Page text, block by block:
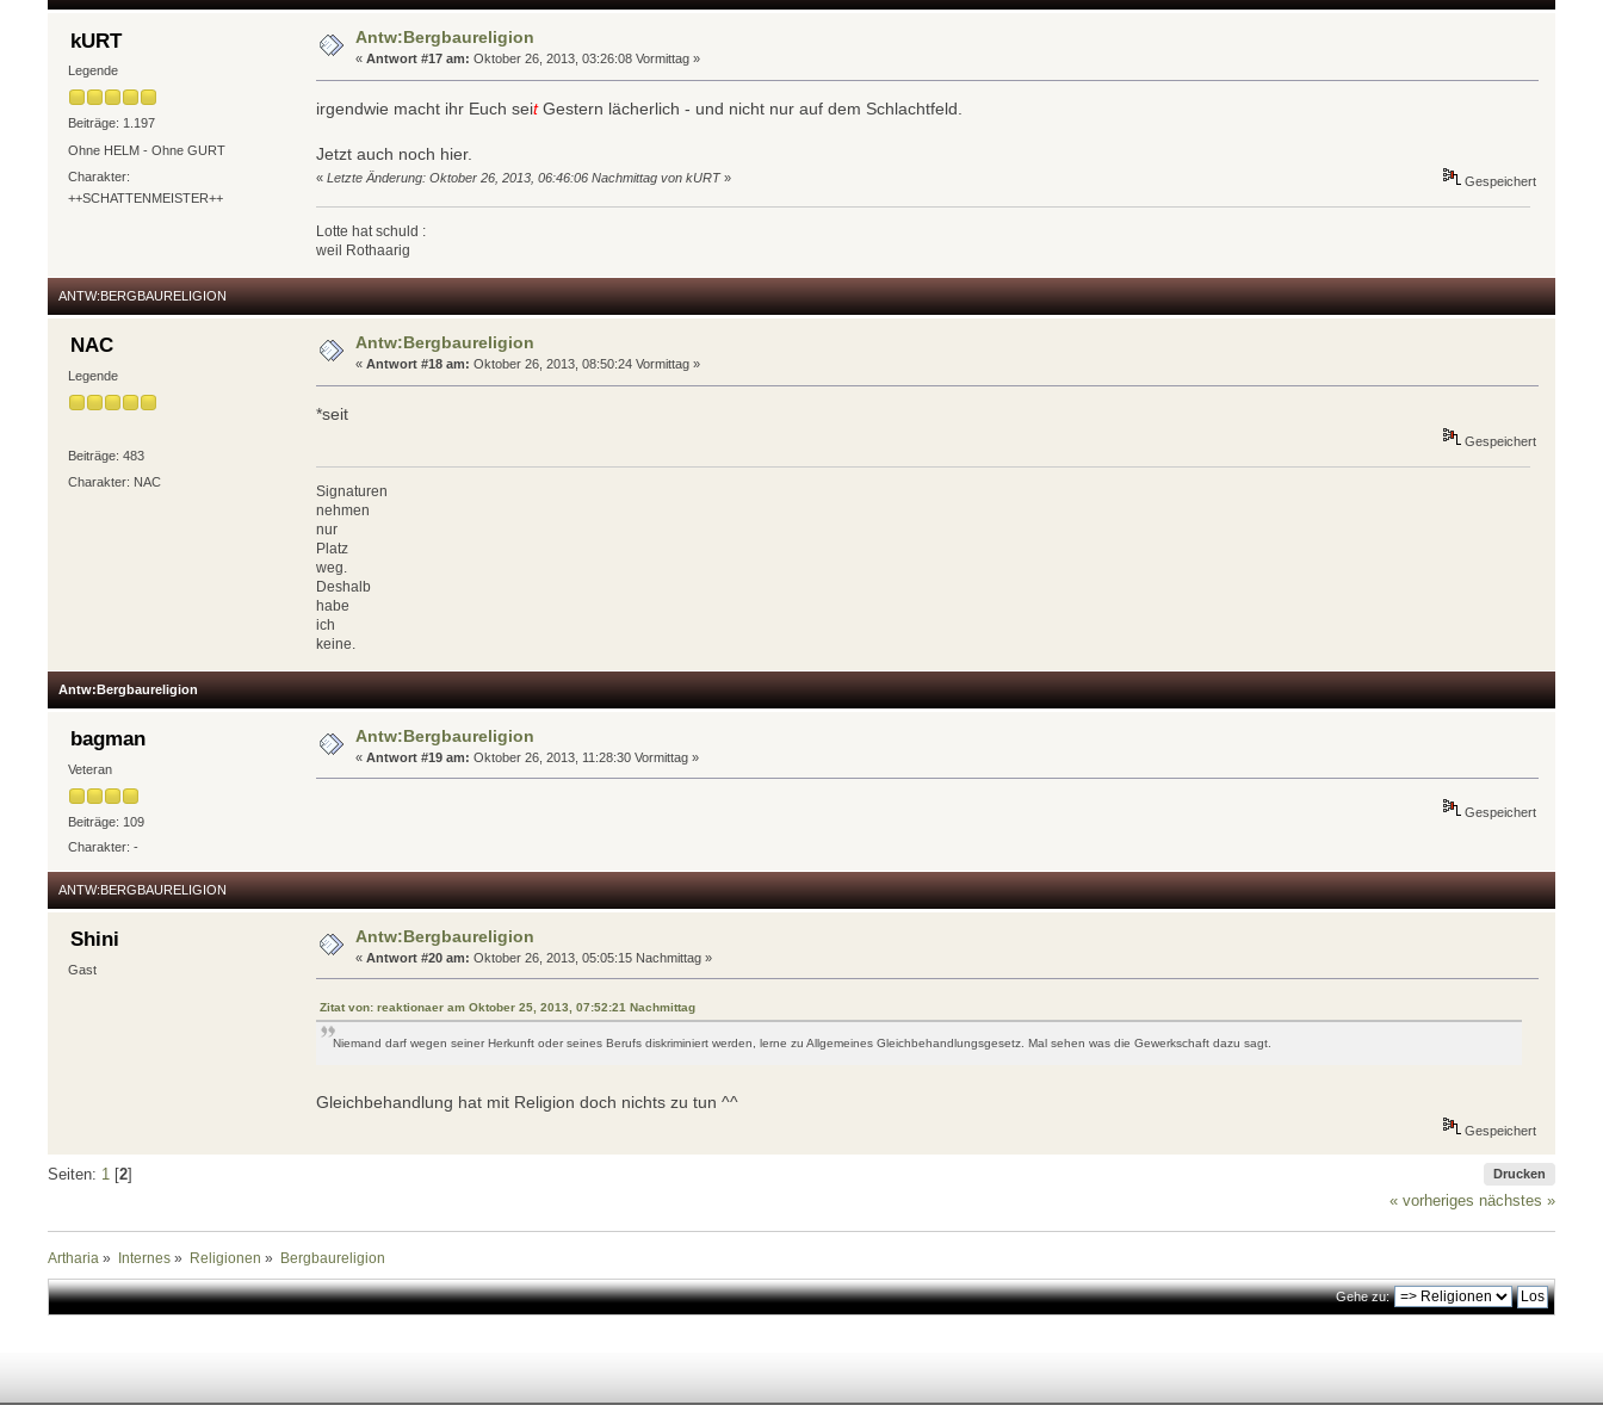
kURT
Legende
Beiträge: 1.197
Ohne HELM - Ohne GURT
Charakter:
++SCHATTENMEISTER++
Antw:Bergbaureligion
«Antwort #17 am: Oktober 26, 2013, 03:26:08 Vormittag »
irgendwie macht ihr Euch seitGestern lächerlich - und nicht nur auf dem Schlachtfeld.
Jetzt auch noch hier.
«Letzte Änderung: Oktober 26, 2013, 06:46:06 Nachmittag von kURT» Gespeichert
Lotte hat schuld :
weil Rothaarig
ANTW:BERGBAURELIGION
NAC
Legende
Beiträge: 483
Charakter: NAC
Antw:Bergbaureligion
«Antwort #18 am: Oktober 26, 2013, 08:50:24 Vormittag »
*seit
Gespeichert
Signaturen
nehmen
nur
Platz
weg.
Deshalb
habe
ich
keine.
Antw:Bergbaureligion
bagman
Veteran
Beiträge: 109
Charakter: -
Antw:Bergbaureligion
«Antwort #19 am: Oktober 26, 2013, 11:28:30 Vormittag »
Gespeichert
ANTW:BERGBAURELIGION
Shini
Gast
Antw:Bergbaureligion
«Antwort #20 am: Oktober 26, 2013, 05:05:15 Nachmittag »
Zitat von: reaktionaer am Oktober 25, 2013, 07:52:21 Nachmittag
Niemand darf wegen seiner Herkunft oder seines Berufs diskriminiert werden, lerne zu Allgemeines Gleichbehandlungsgesetz. Mal sehen was die Gewerkschaft dazu sagt.
Gleichbehandlung hat mit Religion doch nichts zu tun ^^
Gespeichert
Drucken
Seiten: 1 2
« vorheriges nächstes »
Artharia » Internes » Religionen » Bergbaureligion
Gehe zu: